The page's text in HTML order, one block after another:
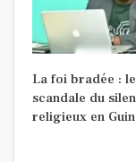
La foi bradée : le
scandale du
religieux en